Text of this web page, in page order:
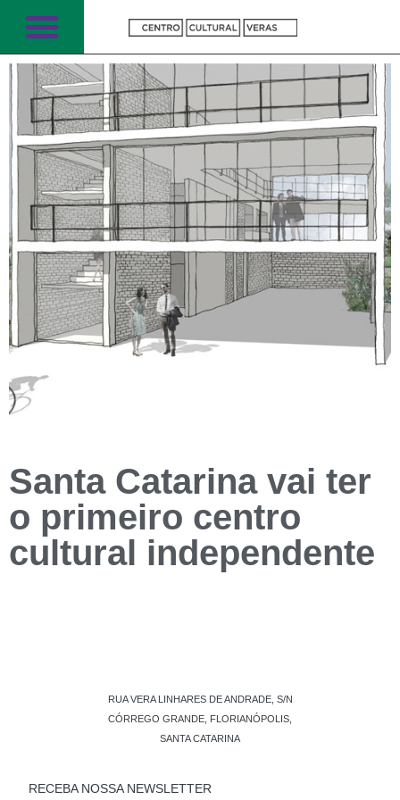
Santa Catarina vai ter
o primeiro centro
cultural independente
RUA VERA LINHARES DE ANDRADE, S/N
CÓRREGO GRANDE, FLORIANÓPOLIS,
SANTA CATARINA
RECEBA NOSSA NEWSLETTER